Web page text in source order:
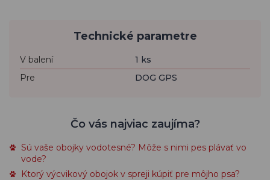
Technické parametre
V balení
1 ks
Pre
DOG GPS
Čo vás najviac zaujíma?
Sú vaše obojky vodotesné? Môže s nimi pes plávať vo
vode?
Ktorý výcvikový obojok v spreji kúpiť pre môjho psa?